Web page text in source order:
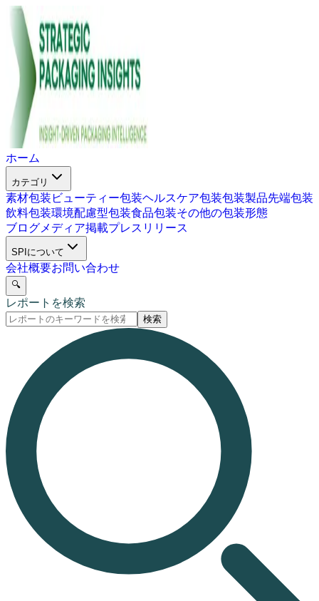
ホーム
カテゴリ
素材包装 ビューティー包装ヘルスケア包装包装製品先端包装
飲料包装環境配慮型包装食品包装その他の包装形態
ブログメディア掲載プレスリリース
SPIについて
会社概要お問い合わせ
🔍
レポートを検索
検索